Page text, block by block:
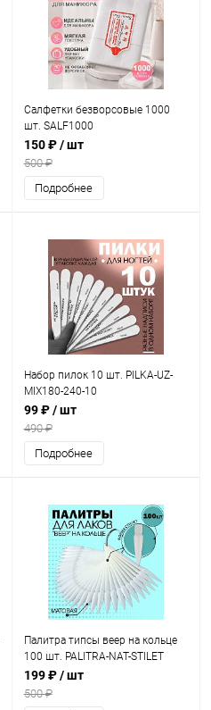
Салфетки безворсовые 1000
шт. SALF1000
150 ₽/ шт
500 ₽
Подробнее
Набор пилок 10 шт. PILKA-UZ-
MIX180-240-10
99 ₽/ шт
490 ₽
Подробнее
Палитра типсы веер на кольце
100 шт. PALITRA-NAT-STILET
199 ₽/ шт
500 ₽